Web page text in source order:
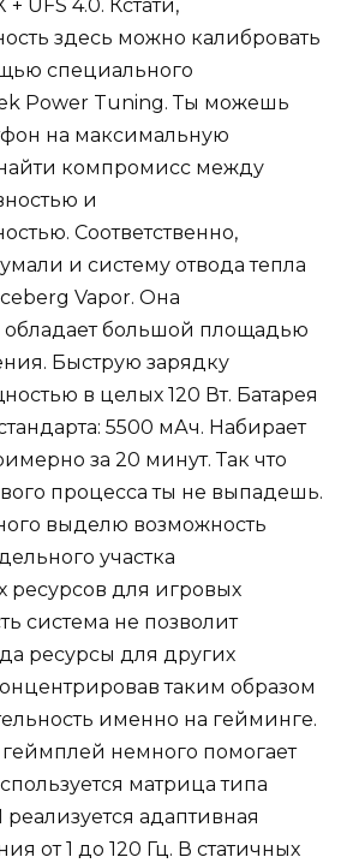
UFS 4.0. Кстати,
здесь можно калибровать
специального
Power Tuning. Ты можешь
на максимальную
компромисс между
и
Соответственно,
и систему отвода тепла
Vapor. Она
обладает большой площадью
Быструю зарядку
в целых 120 Вт. Батарея
5500 мАч. Набирает
за 20 минут. Так что
процесса ты не выпадешь.
выделю возможность
участка
ресурсов для игровых
система не позволит
ресурсы для других
таким образом
именно на гейминге.
немного помогает
матрица типа
реализуется адаптивная
от 1 до 120 Гц. В статичных